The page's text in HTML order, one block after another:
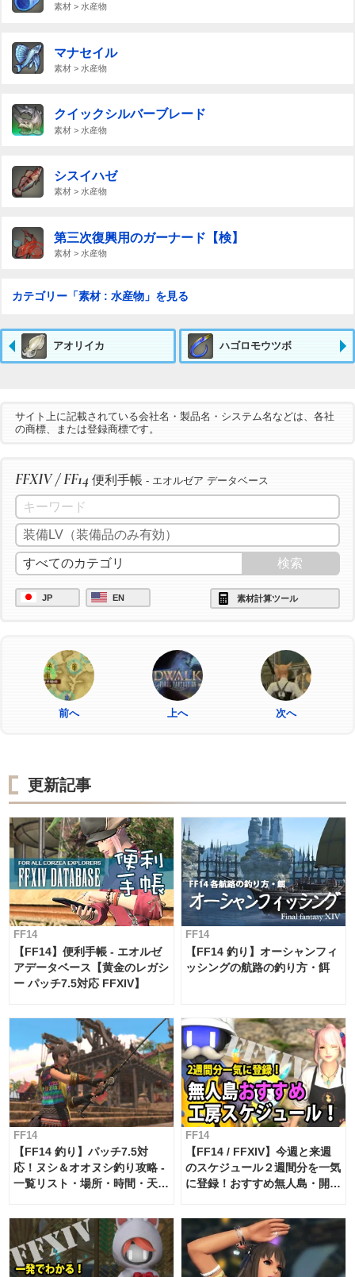
素材 > 水産物
マナセイル
素材 > 水産物
クイックシルバーブレード
素材 > 水産物
シスイハゼ
素材 > 水産物
第三次復興用のガーナード【検】
素材 > 水産物
カテゴリー「素材 : 水産物」を見る
アオリイカ ハゴロモウツボ
サイト上に記載されている会社名・製品名・システム名などは、各社
の商標、または登録商標です。
FFXIV / FF14 便利手帳 - エオルゼア データベース
JP EN 素材計算ツール
前へ 上へ 次へ
更新記事
FF14
【FF14】便利手帳 - エオルゼ
アデータベース【黄金のレガシ
ー パッチ7.5対応 FFXIV】
FF14
【FF14 釣り】オーシャンフィ
ッシングの航路の釣り方・餌
FF14
【FF14 釣り】パッチ7.5対
応！ヌシ＆オオヌシ釣り攻略 -
一覧リスト・場所・時間・天
FF14
【FF14 / FFXIV】今週と来週
のスケジュール２週間分を一気
に登録！おすすめ無人島・開拓
対応 / 毎週更新中】